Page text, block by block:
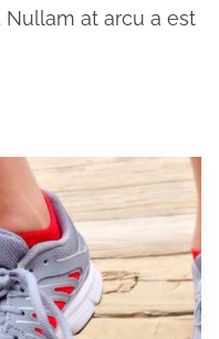
Nullam at arcu a est